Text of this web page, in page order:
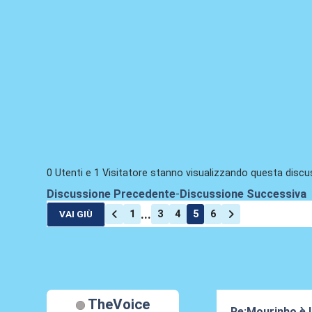
0 Utenti e 1 Visitatore stanno visualizzando questa
Discussione Precedente- Discussione Successiva
VAI GIÙ 1 ... 3 4 5 6
TheVoice